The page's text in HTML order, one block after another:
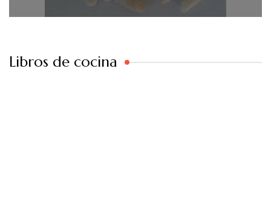
Libros de cocina